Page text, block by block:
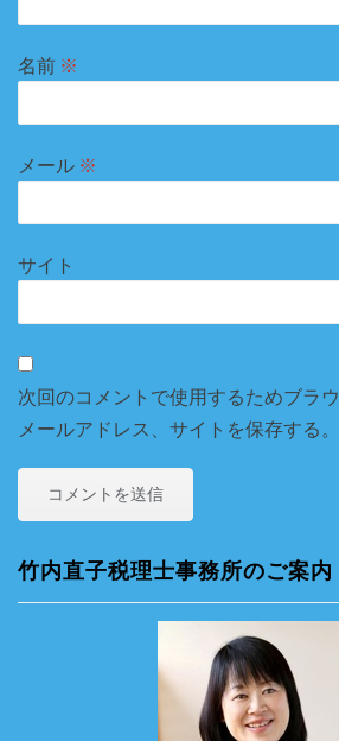
名前 ※
メール ※
サイト
次回のコメントで使用するためブラ
メールアドレス、サイトを保存する。
竹内直子税理士事務所のご案内